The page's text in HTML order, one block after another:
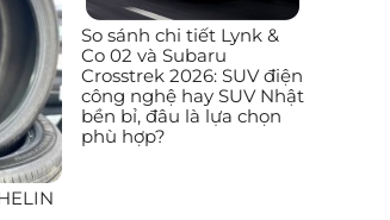
So sánh chi tiết Lynk &
Co 02 và Subaru
Crosstrek 2026: SUV điện
công nghệ hay SUV Nhật
bền bỉ, đâu là lựa chọn
phù hợp?